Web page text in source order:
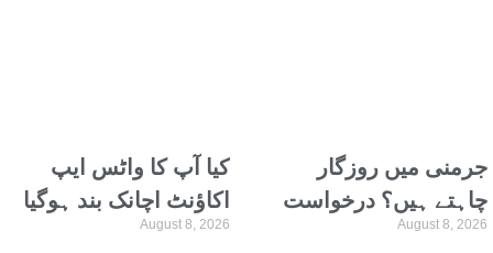
کیا آپ کا واٹس ایپ
اکاؤنٹ اچانک بند ہوگیا
ہے؟ تو اس کی وجہ جان
August 8, 2026
جرمنی میں روزگار
چاہتے ہیں؟ درخواست
فوری جمع کروائیں
August 8, 2026